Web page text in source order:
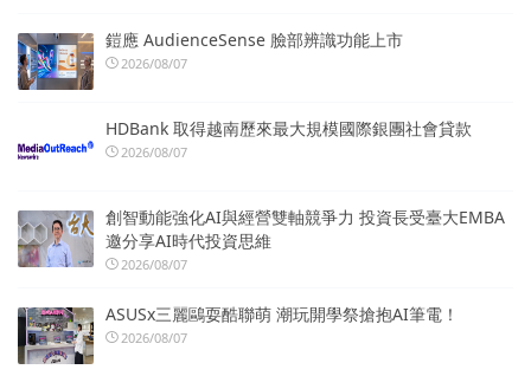
鎧應 AudienceSense 臉部辨識功能上市
2026/08/07
HDBank 取得越南歷來最大規模國際銀團社會貸款
2026/08/07
創智動能強化AI與經營雙軸競爭力 投資長受臺大EMBA
邀分享AI時代投資思維
2026/08/07
ASUSx三麗鷗耍酷聯萌 潮玩開學祭搶抱AI筆電！
2026/08/07